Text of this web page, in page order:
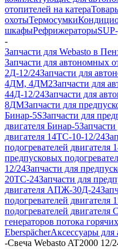
отопителей на катера
охотыТермосумки
шкафыРефрижераторы
-
Запчасти для Webasto в
Запчасти для автономных
2Д-12/24Запчасти для
4ДМ, 4ДМ2Запчасти для
44Д-12/24Запчасти для
8ДМЗапчасти для
Бинар-5SЗапчасти для
двигателя Бинар-5
двигателя 14ТС-10-12/24
подогревателей
предпусковых
12/24Запчасти для
20ТС-24Запчасти для
двигателя АПЖ-30Д-24
подогревателей двигателя
подогревателей двигателя
генераторов потока
EberspächerАксессуары для
-Свеча Webasto AT2000 12/